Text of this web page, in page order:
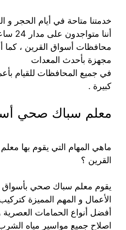
خدمتنا متاحة في أيام الحجر و
أننا
محافظات أسواق القرين ، كما
مجهزة بأحدث المعدات
في جميع المحافظات للقيام
كبيرة .
معلم سباك صحي
ماهي المهام التي يقوم بها
القرين ؟
يقوم معلم سباك صحي بأسواق
الأعمال و المهم المميزة
أفضل أنواع الحمامات العصرية
اصلاح جميع مواسير مياه الشرب